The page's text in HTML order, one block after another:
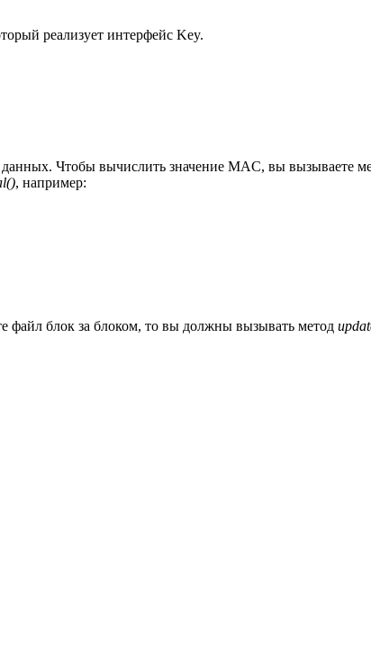
реализует интерфейс Key.
Чтобы вычислить значение MAC, вы вызываете
, например:
файл блок за блоком, то вы должны вызывать метод